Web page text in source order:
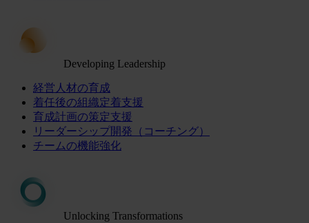
Developing Leadership
経営人材の育成
着任後の組織定着支援
育成計画の策定支援
リーダーシップ開発（コーチング）
チームの機能強化
Unlocking Transformations